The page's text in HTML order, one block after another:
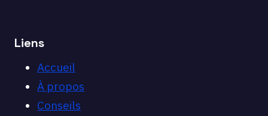
Liens
Accueil
À propos
Conseils